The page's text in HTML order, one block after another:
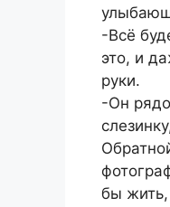
-Всё
это, и
руки.
-Он
бы